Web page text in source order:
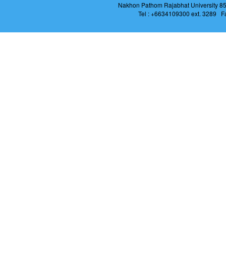
Nakhon Pathom Rajabhat University
Tel : +6634109300 ext. 3289